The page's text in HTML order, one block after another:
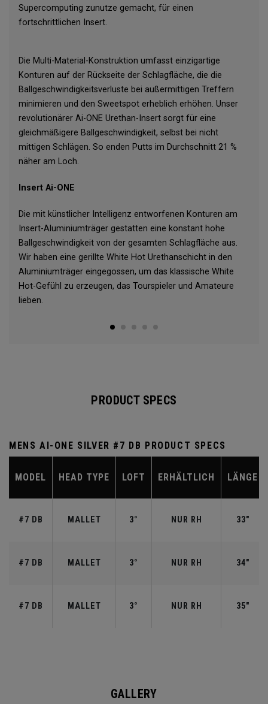
Supercomputing zunutze gemacht, für einen
fortschrittlichen Insert.
Die Multi-Material-Konstruktion umfasst einzigartige
Konturen auf der Rückseite der Schlagfläche, die die
Ballgeschwindigkeitsverluste bei außermittigen Treffern
minimieren und den Sweetspot erheblich erhöhen. Unser
revolutionärer Ai-ONE Urethan-Insert sorgt für eine
gleichmäßigere Ballgeschwindigkeit, selbst bei nicht
mittigen Schlägen. So enden Putts im Durchschnitt 21 %
näher am Loch.
Insert Ai-ONE
Die mit künstlicher Intelligenz entworfenen Konturen am
Insert-Aluminiumträger gestatten eine konstant hohe
Ballgeschwindigkeit von der gesamten Schlagfläche aus.
Wir haben eine gerillte White Hot Urethanschicht in den
Aluminiumträger eingegossen, um das klassische White
Hot-Gefühl zu erzeugen, das Tourspieler und Amateure
lieben.
PRODUCT SPECS
MENS AI-ONE SILVER #7 DB PRODUCT SPECS
MODEL HEAD TYPE LOFT ERHÄLTLICH LÄNGE
#7 DB MALLET 3° NUR RH 33"
#7 DB MALLET 3° NUR RH 34"
#7 DB MALLET 3° NUR RH 35"
GALLERY